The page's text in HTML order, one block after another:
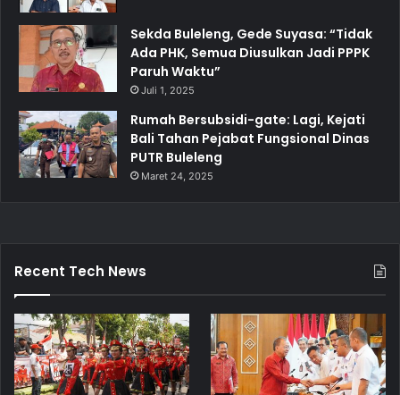
Sekda Buleleng, Gede Suyasa: “Tidak
Ada PHK, Semua Diusulkan Jadi PPPK
Paruh Waktu”
Juli 1, 2025
Rumah Bersubsidi-gate: Lagi, Kejati
Bali Tahan Pejabat Fungsional Dinas
PUTR Buleleng
Maret 24, 2025
Recent Tech News